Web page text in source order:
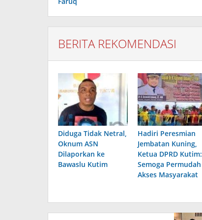
BERITA REKOMENDASI
Diduga Tidak Netral,
Oknum ASN
Dilaporkan ke
Bawaslu Kutim
Hadiri Peresmian
Jembatan Kuning,
Ketua DPRD Kutim:
Semoga Permudah
Akses Masyarakat